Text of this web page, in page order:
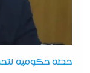
خطة حكومية